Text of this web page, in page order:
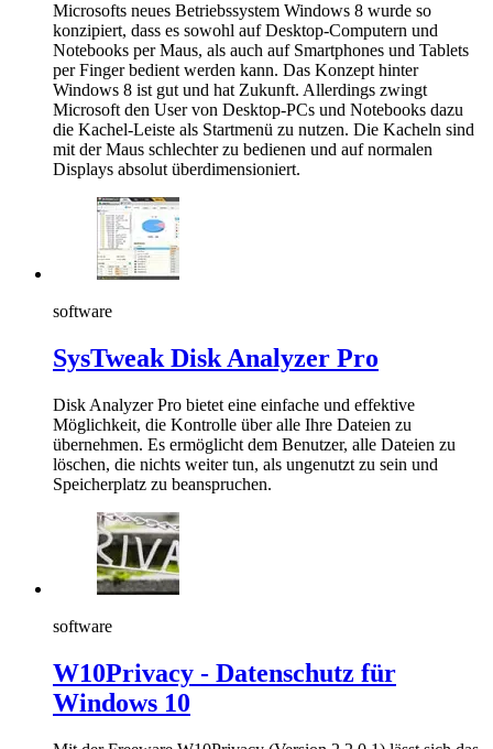
Microsofts neues Betriebssystem Windows 8 wurde so
konzipiert, dass es sowohl auf Desktop-Computern und
Notebooks per Maus, als auch auf Smartphones und Tablets
per Finger bedient werden kann. Das Konzept hinter
Windows 8 ist gut und hat Zukunft. Allerdings zwingt
Microsoft den User von Desktop-PCs und Notebooks dazu
die Kachel-Leiste als Startmenü zu nutzen. Die Kacheln sind
mit der Maus schlechter zu bedienen und auf normalen
Displays absolut überdimensioniert.
software
SysTweak Disk Analyzer Pro
Disk Analyzer Pro bietet eine einfache und effektive
Möglichkeit, die Kontrolle über alle Ihre Dateien zu
übernehmen. Es ermöglicht dem Benutzer, alle Dateien zu
löschen, die nichts weiter tun, als ungenutzt zu sein und
Speicherplatz zu beanspruchen.
software
W10Privacy - Datenschutz für
Windows 10